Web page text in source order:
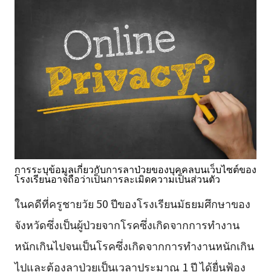
การระบุข้อมูลเกี่ยวกับการลาป่วยของบุคคลบนเว็บไซต์ของ
โรงเรียนอาจถือว่าเป็นการละเมิดความเป็นส่วนตัว
ในคดีที่ครูชายวัย 50 ปีของโรงเรียนมัธยมศึกษาของ
จังหวัดซึ่งเป็นผู้ป่วยจากโรคซึ่งเกิดจากการทำงาน
หนักเกินไปจนเป็นโรคซึ่งเกิดจากการทำงานหนักเกิน
ไปและต้องลาป่วยเป็นเวลาประมาณ 1 ปี ได้ยื่นฟ้อง